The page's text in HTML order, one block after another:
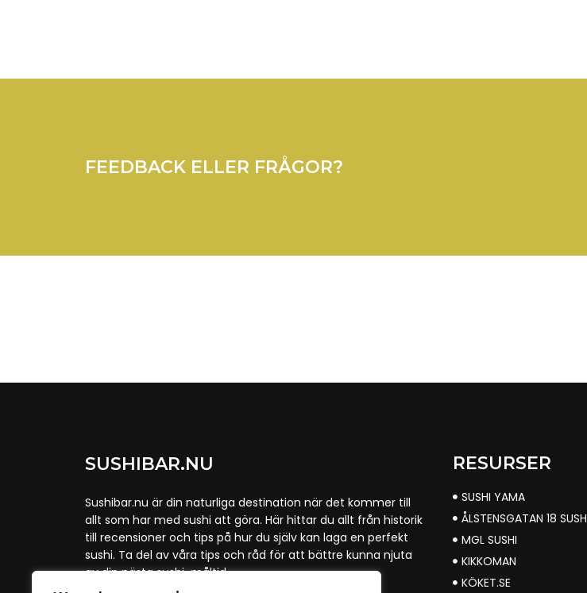
FEEDBACK ELLER FRÅGOR?
SUSHIBAR.NU
Sushibar.nu är din naturliga destination när det kommer till
allt som har med sushi att göra. Här hittar du allt från historik
till recensioner och tips på hur du själv kan laga en perfekt
sushi. Ta del av våra tips och råd för att bättre kunna njuta
av din nästa sushi-måltid.
RESURSER
SUSHI YAMA
ÅLSTENSGATAN 18
MGL SUSHI
KIKKOMAN
KÖKET.SE